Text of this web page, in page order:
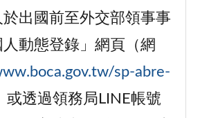
出國前至外交部領事事
動態登錄」網頁（網
sp-abre-
或透過領務局LINE帳號